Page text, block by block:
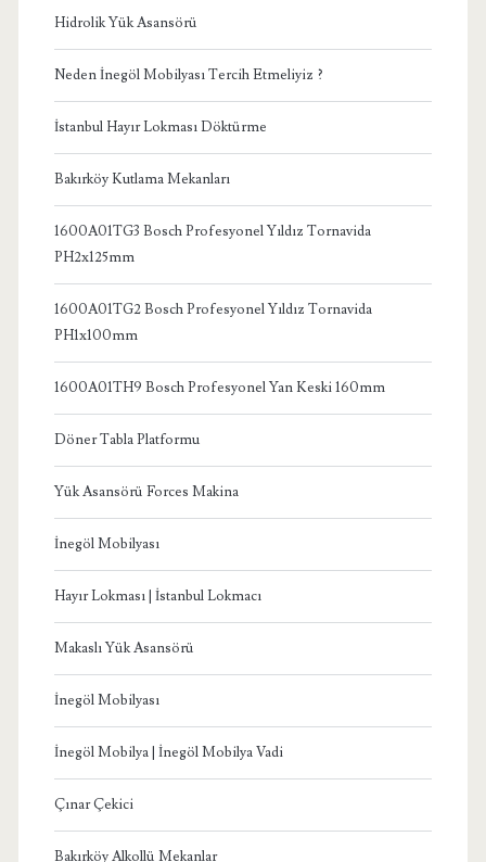
Hidrolik Yük Asansörü
Neden İnegöl Mobilyası Tercih Etmeliyiz ?
İstanbul Hayır Lokması Döktürme
Bakırköy Kutlama Mekanları
1600A01TG3 Bosch Profesyonel Yıldız Tornavida
PH2x125mm
1600A01TG2 Bosch Profesyonel Yıldız Tornavida
PH1x100mm
1600A01TH9 Bosch Profesyonel Yan Keski 160mm
Döner Tabla Platformu
Yük Asansörü Forces Makina
İnegöl Mobilyası
Hayır Lokması | İstanbul Lokmacı
Makaslı Yük Asansörü
İnegöl Mobilyası
İnegöl Mobilya | İnegöl Mobilya Vadi
Çınar Çekici
Bakırköy Alkollü Mekanlar